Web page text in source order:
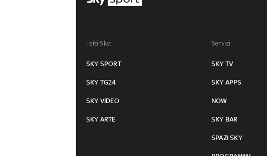
I siti Sky:
SKY SPORT
SKY TG24
SKY VIDEO
SKY ARTE
Servizi:
SKY TV
SKY APPS
NOW
SKY BAR
SPAZI SKY